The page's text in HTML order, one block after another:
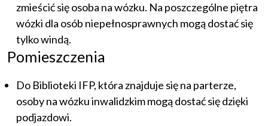
zmieścić się osoba na wózku. Na poszczególne piętra
wózki dla osób niepełnosprawnych mogą dostać się
tylko windą.
Pomieszczenia
Do Biblioteki IFP, która znajduje się na parterze,
osoby na wózku inwalidzkim mogą dostać się dzięki
podjazdowi.